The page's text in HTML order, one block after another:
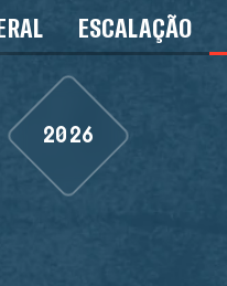
ESCALAÇÃO
2026